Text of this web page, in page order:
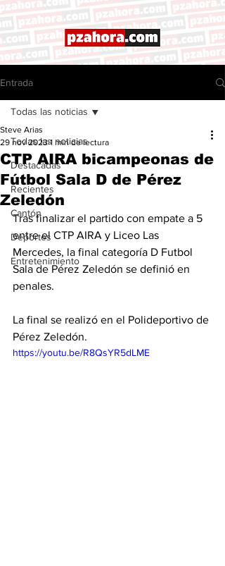
Entrada
Todas las noticias
Destacadas
Recientes
Cantón
Deportes
Entretenimiento
Todas las noticias
CTP AIRA bicampeonas de
Fútbol Sala D de Pérez
Zeledón
Steve Arias
29 nov 2023 1 min de lectura
Tras finalizar el partido con empate a 5
entre el CTP AIRA y Liceo Las
Mercedes, la final categoría D Futbol
Sala de Pérez Zeledón se definió en
penales.
La final se realizó en el Polideportivo de
Pérez Zeledón.
https://youtu.be/R8QsYR5dLME